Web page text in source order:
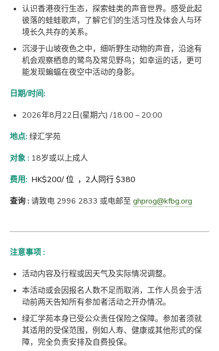
认识香港夜行生态，探索蛙类的声音世界。感受此起
彼落的蛙蛙歌声，了解它们的生活习性及体会人与环
境长久共存的关系。
沉浸于山坡夜色之中，细听野生动物的声音，沿途有
机会观察栖息的鹭鸟及常见野鸟；如幸运的话，更可
能发现蝙蝠在夜空中活动的身影。
日期/时间:
2026年8月22日(星期六) /18:00 – 20:00
地点: 绿汇学苑
对象 : 18岁或以上成人
费用: HK$200/ 位 ，2人同行 $380
查询 : 请致电 2996 2833 或电邮至ghprog@kfbg.org
注意事项 :
活动内容及行程或因天气及实际情况调整。
本活动或会因报名人数不足而取消，工作人员会于活
动前两天告知所有参加者活动之开办情况。
绿汇学苑本身已受公众责任保险之保障。参加者须就
其适用的受保范围，例如人寿、健康或其他形式的保
障，完全负责安排及自费投保。